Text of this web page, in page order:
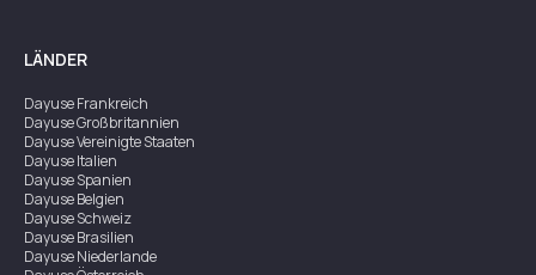
LÄNDER
DayuseFrankreich
DayuseGroßbritannien
DayuseVereinigte Staaten
DayuseItalien
DayuseSpanien
DayuseBelgien
DayuseSchweiz
DayuseBrasilien
DayuseNiederlande